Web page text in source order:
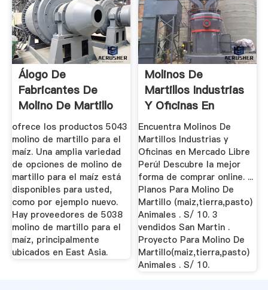
Álogo De
Fabricantes De
Molino De Martillo
Para El Maíz ...
ofrece los productos 5043
molino de martillo para el
maíz. Una amplia variedad
de opciones de molino de
martillo para el maíz está
disponibles para usted,
como por ejemplo nuevo.
Hay proveedores de 5038
molino de martillo para el
maíz, principalmente
ubicados en East Asia.
Molinos De
Martillos Industrias
Y Oficinas En
Mercado ...
Encuentra Molinos De
Martillos Industrias y
Oficinas en Mercado Libre
Perú! Descubre la mejor
forma de comprar online. ...
Planos Para Molino De
Martillo (maiz,tierra,pasto)
Animales . S/ 10. 3
vendidos San Martin .
Proyecto Para Molino De
Martillo(maiz,tierra,pasto)
Animales . S/ 10.